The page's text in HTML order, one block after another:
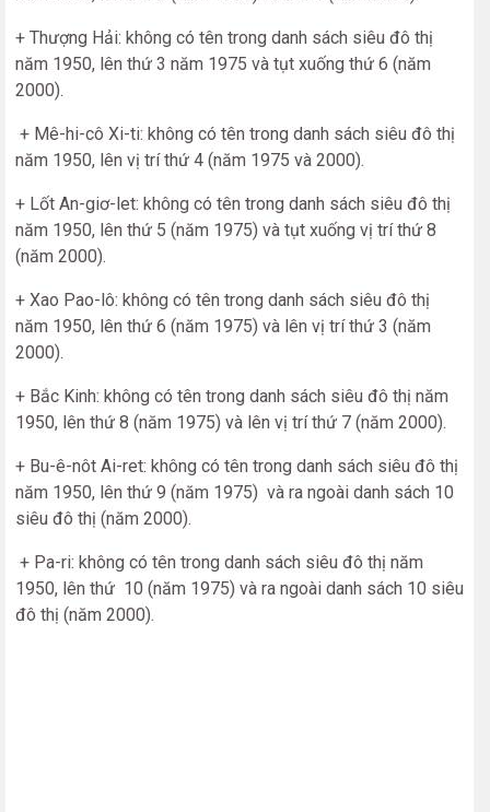
+ Thượng Hải: không có tên trong danh sách siêu đô thị
năm 1950, lên thứ 3 năm 1975 và tụt xuống thứ 6 (năm
2000).
+ Mê-hi-cô Xi-ti: không có tên trong danh sách siêu đô thị
năm 1950, lên vị trí thứ 4 (năm 1975 và 2000).
+ Lốt An-giơ-let: không có tên trong danh sách siêu đô thị
năm 1950, lên thứ 5 (năm 1975) và tụt xuống vị trí thứ 8
(năm 2000).
+ Xao Pao-lô: không có tên trong danh sách siêu đô thị
năm 1950, lên thứ 6 (năm 1975) và lên vị trí thứ 3 (năm
2000).
+ Bắc Kinh: không có tên trong danh sách siêu đô thị năm
1950, lên thứ 8 (năm 1975) và lên vị trí thứ 7 (năm 2000).
+ Bu-ê-nôt Ai-ret: không có tên trong danh sách siêu đô thị
năm 1950, lên thứ 9 (năm 1975) và ra ngoài danh sách 10
siêu đô thị (năm 2000).
+ Pa-ri: không có tên trong danh sách siêu đô thị năm
1950, lên thứ 10 (năm 1975) và ra ngoài danh sách 10 siêu
đô thị (năm 2000).